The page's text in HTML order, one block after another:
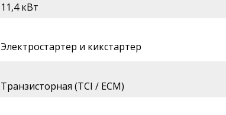
11,4 кВт
Электростартер и кикстартер
Транзисторная (TCI / ECM)